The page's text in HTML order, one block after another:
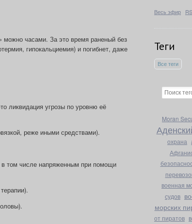
Весь эфир
Теги
Все теги
Moran
охрана
военная
судов
морских
от пиратов
можно часами. За это время раненый без
гипокальциемия) и погибнет, даже
ликвидация угрозы по уровню её
реже иными средствами).
в том числе напряженным при помощи